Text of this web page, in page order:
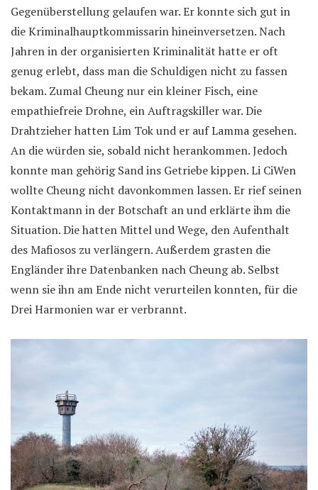
Gegenüberstellung gelaufen war. Er konnte sich gut in
die Kriminalhauptkommissarin hineinversetzen. Nach
Jahren in der organisierten Kriminalität hatte er oft
genug erlebt, dass man die Schuldigen nicht zu fassen
bekam. Zumal Cheung nur ein kleiner Fisch, eine
empathiefreie Drohne, ein Auftragskiller war. Die
Drahtzieher hatten Lim Tok und er auf Lamma gesehen.
An die würden sie, sobald nicht herankommen. Jedoch
konnte man gehörig Sand ins Getriebe kippen. Li CiWen
wollte Cheung nicht davonkommen lassen. Er rief seinen
Kontaktmann in der Botschaft an und erklärte ihm die
Situation. Die hatten Mittel und Wege, den Aufenthalt
des Mafiosos zu verlängern. Außerdem grasten die
Engländer ihre Datenbanken nach Cheung ab. Selbst
wenn sie ihn am Ende nicht verurteilen konnten, für die
Drei Harmonien war er verbrannt.